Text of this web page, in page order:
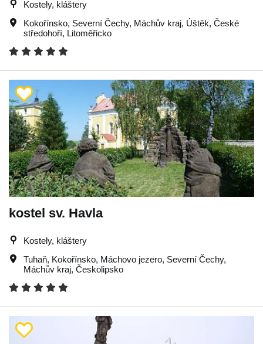
Kostely, kláštery
Kokořínsko, Severní Čechy, Máchův kraj, Úštěk, České
středohoří, Litoměřicko
kostel sv. Havla
Kostely, kláštery
Tuhaň, Kokořínsko, Máchovo jezero, Severní Čechy,
Máchův kraj, Českolipsko